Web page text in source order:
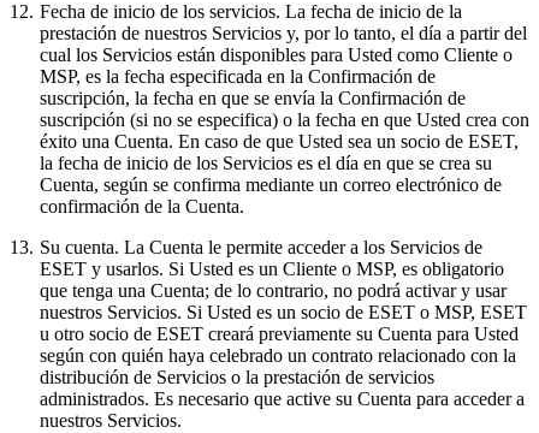
12. Fecha de inicio de los servicios. La fecha de inicio de la
prestación de nuestros Servicios y, por lo tanto, el día a partir del
cual los Servicios están disponibles para Usted como Cliente o
MSP, es la fecha especificada en la Confirmación de
suscripción, la fecha en que se envía la Confirmación de
suscripción (si no se especifica) o la fecha en que Usted crea con
éxito una Cuenta. En caso de que Usted sea un socio de ESET,
la fecha de inicio de los Servicios es el día en que se crea su
Cuenta, según se confirma mediante un correo electrónico de
confirmación de la Cuenta.
13. Su cuenta. La Cuenta le permite acceder a los Servicios de
ESET y usarlos. Si Usted es un Cliente o MSP, es obligatorio
que tenga una Cuenta; de lo contrario, no podrá activar y usar
nuestros Servicios. Si Usted es un socio de ESET o MSP, ESET
u otro socio de ESET creará previamente su Cuenta para Usted
según con quién haya celebrado un contrato relacionado con la
distribución de Servicios o la prestación de servicios
administrados. Es necesario que active su Cuenta para acceder a
nuestros Servicios.